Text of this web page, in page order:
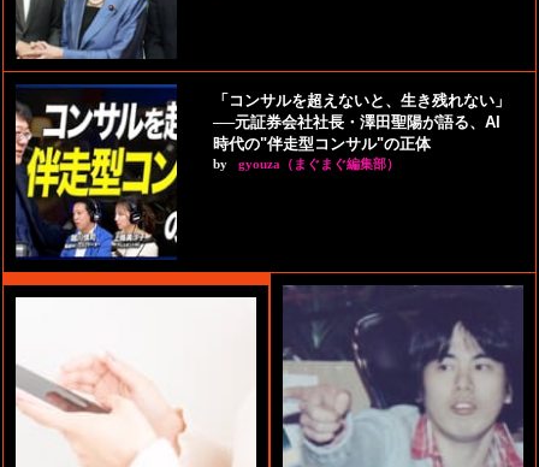
「コンサルを超えないと、生き残れない」
──元証券会社社長・澤田聖陽が語る、AI
時代の"伴走型コンサル"の正体
by gyouza（まぐまぐ編集部）